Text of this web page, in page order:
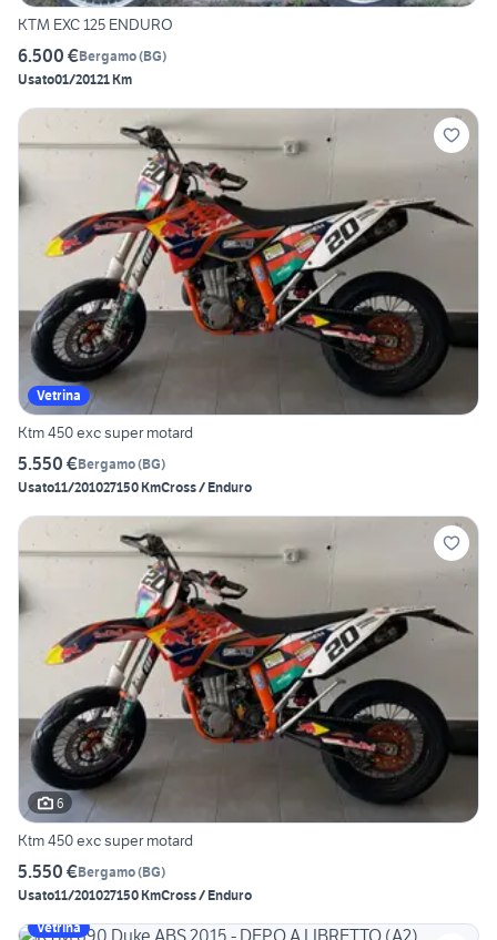
KTM EXC 125 ENDURO
6.500 €Bergamo(BG)
Usato01/20121 Km
Vetrina
Ktm 450 exc super motard
5.550 €Bergamo(BG)
Usato11/201027150 KmCross / Enduro
6
Ktm 450 exc super motard
5.550 €Bergamo(BG)
Usato11/201027150 KmCross / Enduro
Vetrina